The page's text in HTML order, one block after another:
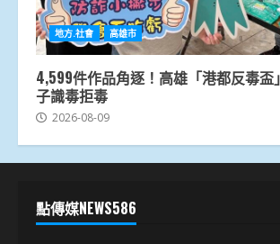
地方.社會 高雄市
4,599件作品角逐！高雄「港都反毒盃
子識毒拒毒
2026-08-09
點傳媒NEWS586